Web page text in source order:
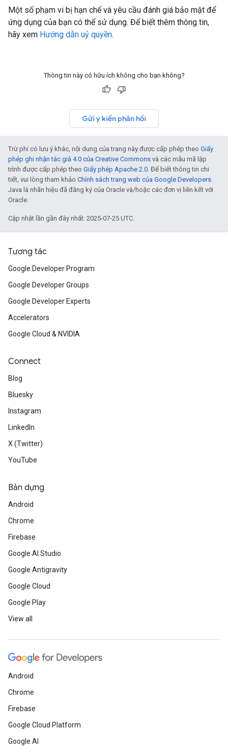
Một số phạm vi bị hạn chế và yêu cầu đánh giá bảo mật để
ứng dụng của bạn có thể sử dụng. Để biết thêm thông tin,
hãy xem Hướng dẫn uỷ quyền.
Thông tin này có hữu ích không cho bạn không?
Gửi ý kiến phản hồi
Trừ phi có lưu ý khác, nội dung của trang này được cấp phép theo Giấy
phép ghi nhận tác giả 4.0 của Creative Commons và các mẫu mã lập
trình được cấp phép theo Giấy phép Apache 2.0. Để biết thông tin chi
tiết, vui lòng tham khảo Chính sách trang web của Google Developers.
Java là nhãn hiệu đã đăng ký của Oracle và/hoặc các đơn vị liên kết với
Oracle.
Cập nhật lần gần đây nhất: 2025-07-25 UTC.
Tương tác
Google Developer Program
Google Developer Groups
Google Developer Experts
Accelerators
Google Cloud & NVIDIA
Connect
Blog
Bluesky
Instagram
LinkedIn
X (Twitter)
YouTube
Bản dựng
Android
Chrome
Firebase
Google AI Studio
Google Antigravity
Google Cloud
Google Play
View all
Android
Chrome
Firebase
Google Cloud Platform
Google AI